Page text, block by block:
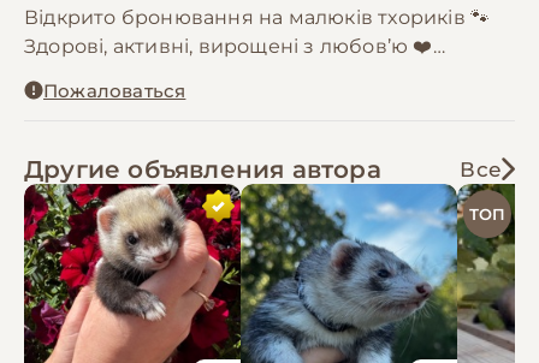
Відкрито бронювання на малюків тхориків 🐾
Здорові, активні, вирощені з любов’ю ❤️
Консультація та підтримка після покупки
Пиши в особисті 📩
Пожаловаться
Другие объявления автора Все
ТОП